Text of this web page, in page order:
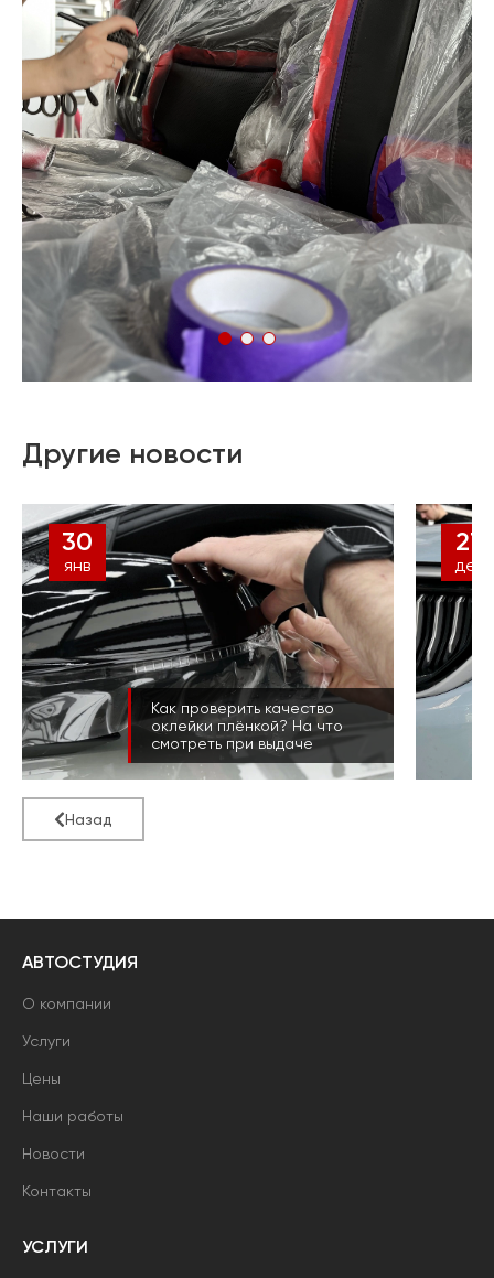
Другие новости
30
янв
Как проверить качество
оклейки плёнкой? На что
смотреть при выдаче
27
дек
Назад
АВТОСТУДИЯ
О компании
Услуги
Цены
Наши работы
Новости
Контакты
УСЛУГИ